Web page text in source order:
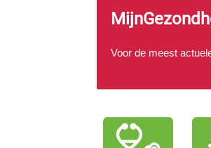
Voor de meest